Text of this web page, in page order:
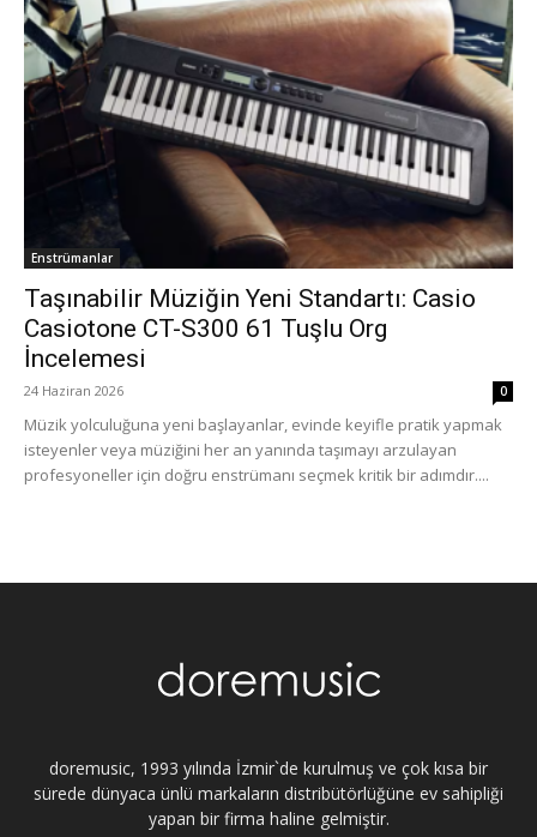
Enstrümanlar
Taşınabilir Müziğin Yeni Standartı: Casio
Casiotone CT-S300 61 Tuşlu Org
İncelemesi
24 Haziran 2026 0
Müzik yolculuğuna yeni başlayanlar, evinde keyifle pratik yapmak
isteyenler veya müziğini her an yanında taşımayı arzulayan
profesyoneller için doğru enstrümanı seçmek kritik bir adımdır....
doremusic, 1993 yılında İzmir`de kurulmuş ve çok kısa bir
sürede dünyaca ünlü markaların distribütörlüğüne ev sahipliği
yapan bir firma haline gelmiştir.